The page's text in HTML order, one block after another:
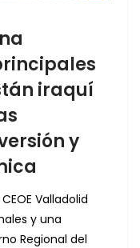
iraquí
y
Valladolid
y una
Regional del